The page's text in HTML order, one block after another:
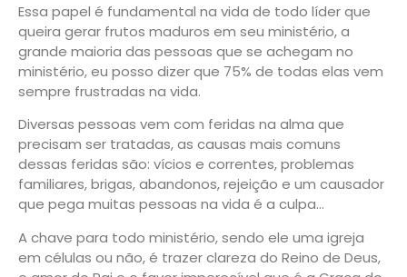
Essa papel é fundamental na vida de todo líder que
queira gerar frutos maduros em seu ministério, a
grande maioria das pessoas que se achegam no
ministério, eu posso dizer que 75% de todas elas vem
sempre frustradas na vida.
Diversas pessoas vem com feridas na alma que
precisam ser tratadas, as causas mais comuns
dessas feridas são: vícios e correntes, problemas
familiares, brigas, abandonos, rejeição e um causador
que pega muitas pessoas na vida é a culpa…
A chave para todo ministério, sendo ele uma igreja
em células ou não, é trazer clareza do Reino de Deus,